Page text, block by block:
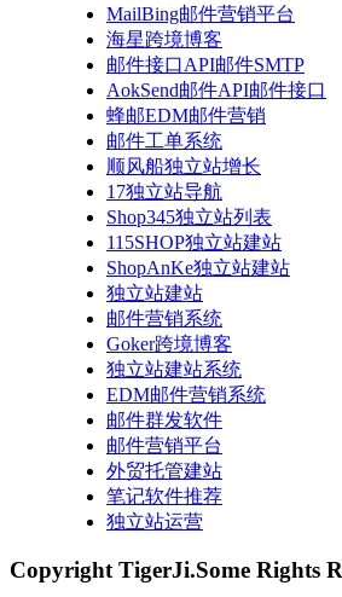
MailBing邮件营销平台
海星跨境博客
邮件接口API邮件SMTP
AokSend邮件API邮件接口
蜂邮EDM邮件营销
邮件工单系统
顺风船独立站增长
17独立站导航
Shop345独立站列表
115SHOP独立站建站
ShopAnKe独立站建站
独立站建站
邮件营销系统
Goker跨境博客
独立站建站系统
EDM邮件营销系统
邮件群发软件
邮件营销平台
外贸托管建站
笔记软件推荐
独立站运营
Copyright TigerJi.Some Rights